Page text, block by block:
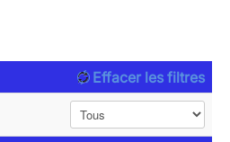
Effacer les filtres